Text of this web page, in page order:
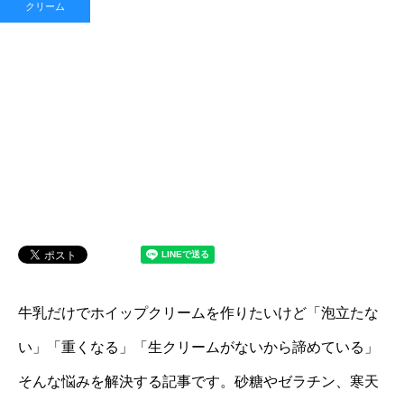
クリーム
牛乳だけでホイップクリームを作りたいけど「泡立たな
い」「重くなる」「生クリームがないから諦めている」
そんな悩みを解決する記事です。砂糖やゼラチン、寒天